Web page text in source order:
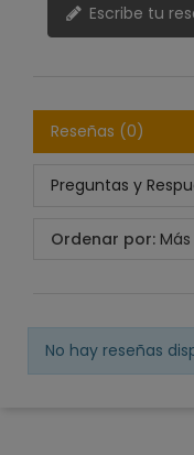
Escribe tu
Reseñas (0)
Preguntas y
Ordenar por:
No hay reseñas